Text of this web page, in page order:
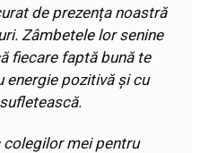
de prezența noastră
Zâmbetele lor senine
fiecare faptă bună te
energie pozitivă și cu
colegilor mei pentru